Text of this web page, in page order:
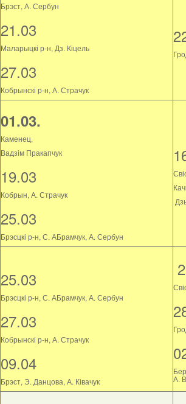
Брэст, А. Сербун
21.03
Маларыцкі р-н, Дз. Кіцель
27.03
Кобрынскі р-н, А. Страчук
01.03.
Каменец,
Вадзім Пракапчук
19.03
Кобрын, А. Страчук
25.03
Брэсцкі р-н, С. АБрамчук, А. Сербун
25.03
Брэсцкі р-н, С. АБрамчук, А. Сербун
27.03
Кобрынскі р-н, А. Страчук
09.04
Брэст, Э. Данцова, А. Ківачук А.